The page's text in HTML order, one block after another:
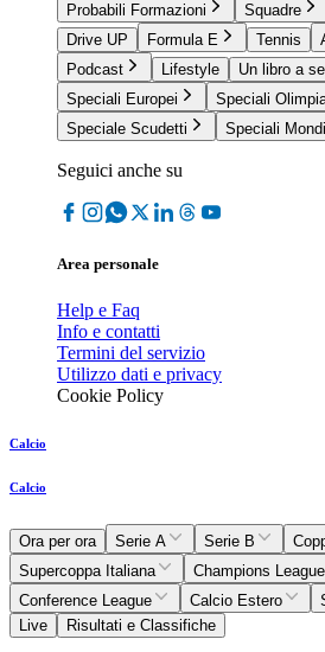
Probabili Formazioni
Squadre
Drive UP
Formula E Tennis
Podcast
Lifestyle
Un libro a
Speciali Europei
Speciali
Speciale Scudetti
Speciali
Seguici anche su
Area personale
Help e Faq
Info e contatti
Termini del servizio
Utilizzo dati e privacy
Cookie Policy
Calcio
Calcio
Ora per ora Serie A Serie B
Supercoppa Italiana
Champions League
Conference League
Calcio Estero
Live
Risultati e Classifiche